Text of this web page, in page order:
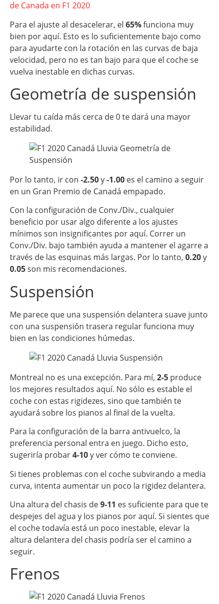
de Canada en F1 2020
Para el ajuste al desacelerar, el 65%funciona muy
bien por aquí. Esto es lo suficientemente bajo como
para ayudarte con la rotación en las curvas de baja
velocidad, pero no es tan bajo para que el coche se
vuelva inestable en dichas curvas.
Geometría de suspensión
Llevar tu caída más cerca de 0 te dará una mayor
estabilidad.
Por lo tanto, ir con -2.50y-1.00 es el camino a seguir
en un Gran Premio de Canadá empapado.
Con la configuración de Conv./Div., cualquier
beneficio por usar algo diferente a los ajustes
mínimos son insignificantes por aquí. Correr un
Conv./Div. bajo también ayuda a mantener el agarre a
través de las esquinas más largas. Por lo tanto, 0.20y
0.05son mis recomendaciones.
Suspensión
Me parece que una suspensión delantera suave junto
con una suspensión trasera regular funciona muy
bien en las condiciones húmedas.
Montreal no es una excepción. Para mí, 2-5 produce
los mejores resultados aquí. No sólo es estable el
coche con estas rigidezes, sino que también te
ayudará sobre los pianos al final de la vuelta.
Para la configuración de la barra antivuelco, la
preferencia personal entra en juego. Dicho esto,
sugeriría probar4-10y ver cómo te conviene.
Si tienes problemas con el coche subvirando a media
curva, intenta aumentar un poco la rigidez delantera.
Una altura del chasis de9-11 es suficiente para que te
despejes del agua y los pianos por aquí. Si sientes que
el coche todavía está un poco inestable, elevar la
altura delantera del chasis podría ser el camino a
seguir.
Frenos